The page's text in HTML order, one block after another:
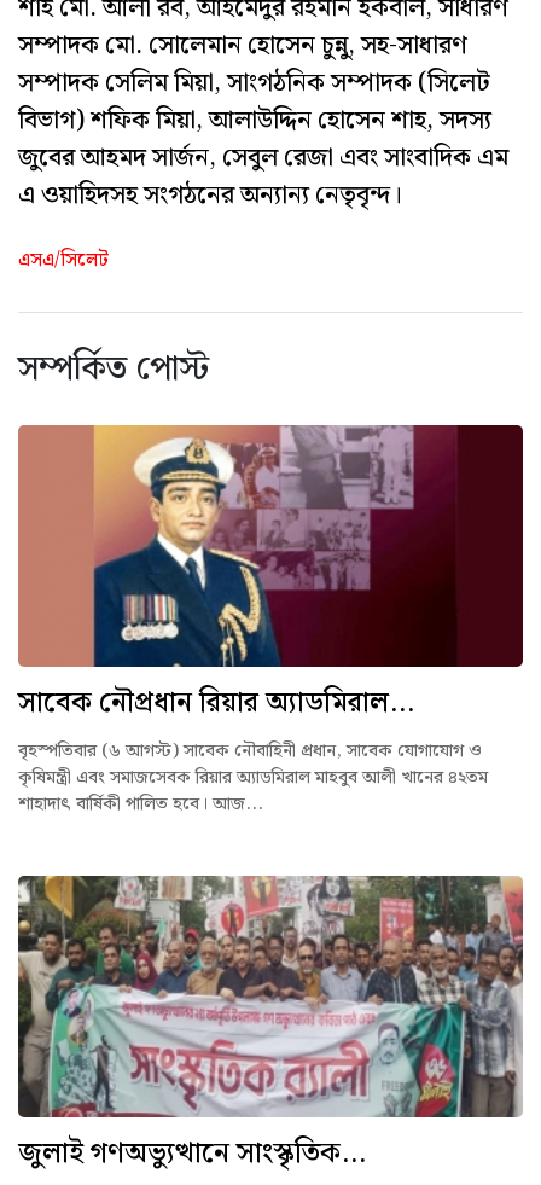
শাহ মো. আলী রব, আহমেদুর রহমান ইকবাল, সাধারণ
সম্পাদক মো. সোলেমান হোসেন চুন্নু, সহ-সাধারণ
সম্পাদক সেলিম মিয়া, সাংগঠনিক সম্পাদক (সিলেট
বিভাগ) শফিক মিয়া, আলাউদ্দিন হোসেন শাহ, সদস্য
জুবের আহমদ সার্জন, সেবুল রেজা এবং সাংবাদিক এম
এ ওয়াহিদসহ সংগঠনের অন্যান্য নেতৃবৃন্দ।
এসএ/সিলেট
সম্পর্কিত পোস্ট
সাবেক নৌপ্রধান রিয়ার অ্যাডমিরাল...
বৃহস্পতিবার (৬ আগস্ট) সাবেক নৌবাহিনী প্রধান, সাবেক যোগাযোগ ও
কৃষিমন্ত্রী এবং সমাজসেবক রিয়ার অ্যাডমিরাল মাহবুব আলী খানের ৪২তম
শাহাদাৎ বার্ষিকী পালিত হবে। আজ...
জুলাই গণঅভ্যুত্থানে সাংস্কৃতিক...